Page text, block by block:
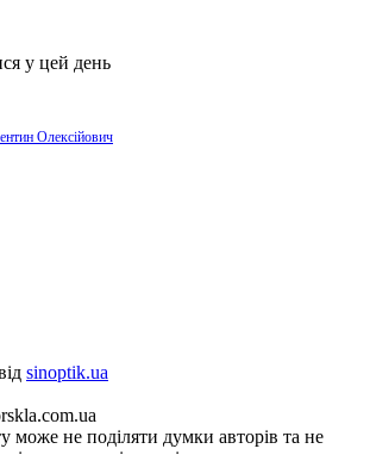
у цей день
Олексійович
sinoptik.ua
може не поділяти думки авторів та не